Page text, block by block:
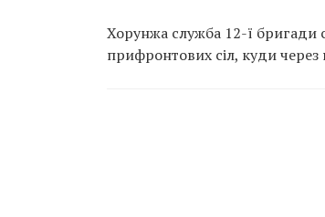
Хорунжа служба 12-ї бригади
прифронтових сіл, куди